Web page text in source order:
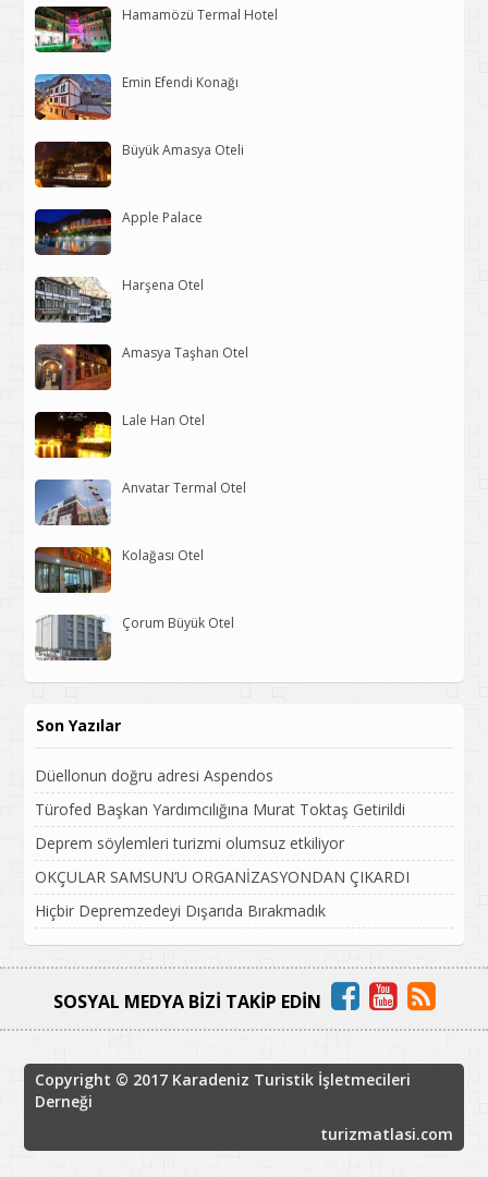
Hamamözü Termal Hotel
Emin Efendi Konağı
Büyük Amasya Oteli
Apple Palace
Harşena Otel
Amasya Taşhan Otel
Lale Han Otel
Anvatar Termal Otel
Kolağası Otel
Çorum Büyük Otel
Son Yazılar
Düellonun doğru adresi Aspendos
Türofed Başkan Yardımcılığına Murat Toktaş Getirildi
Deprem söylemleri turizmi olumsuz etkiliyor
OKÇULAR SAMSUN’U ORGANİZASYONDAN ÇIKARDI
Hiçbir Depremzedeyi Dışarıda Bırakmadık
SOSYAL MEDYA BİZİ TAKİP EDİN
Copyright © 2017 Karadeniz Turistik İşletmecileri
Derneği
turizmatlasi.com